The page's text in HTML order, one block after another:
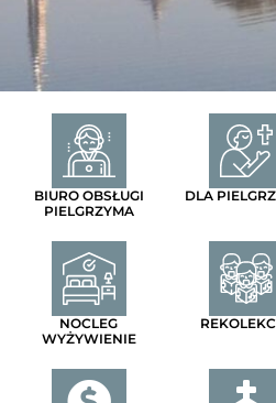
BIURO OBSŁUGI
PIELGRZYMA
DLA
NOCLEG
WYŻYWIENIE